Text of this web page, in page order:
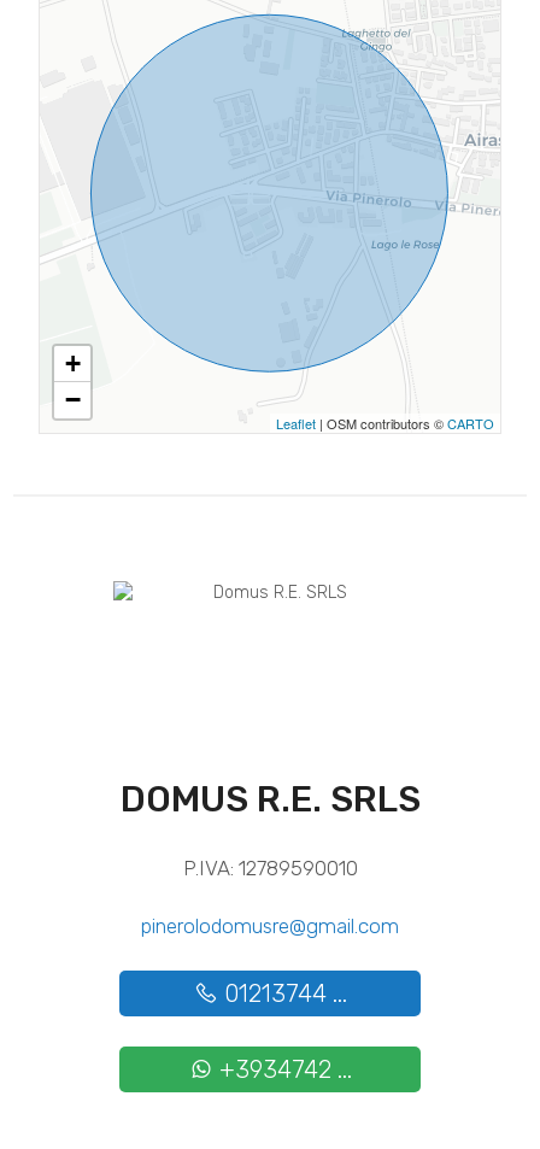
+
−
Leaflet| OSM contributors ©CARTO
DOMUS R.E. SRLS
P.IVA: 12789590010
pinerolodomusre@gmail.com
01213744 ...
+3934742 ...